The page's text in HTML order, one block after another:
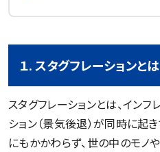
１. スタグフレーションとは
スタグフレーションとは、インフ
ション（景気後退）が同時に起
にもかかわらず、世の中のモノ